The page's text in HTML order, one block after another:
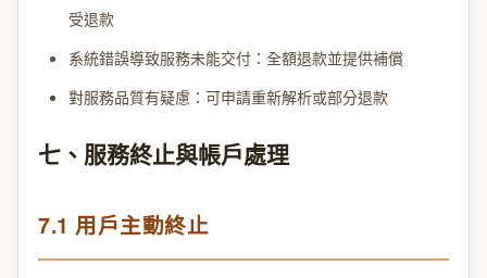
受退款
系統錯誤導致服務未能交付：全額退款並提供補償
對服務品質有疑慮：可申請重新解析或部分退款
七、服務終止與帳戶處理
7.1 用戶主動終止